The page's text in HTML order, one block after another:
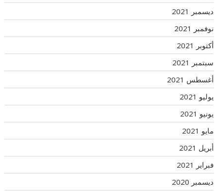
ديسمبر 2021
نوفمبر 2021
أكتوبر 2021
سبتمبر 2021
أغسطس 2021
يوليو 2021
يونيو 2021
مايو 2021
أبريل 2021
فبراير 2021
ديسمبر 2020